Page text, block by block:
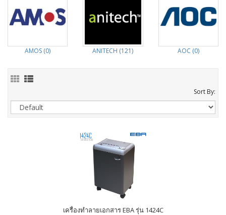
AMOS (0) ANITECH (121) AOC (0)
Sort By:
เครื่องทำลายเอกสาร EBA รุ่น 1424C